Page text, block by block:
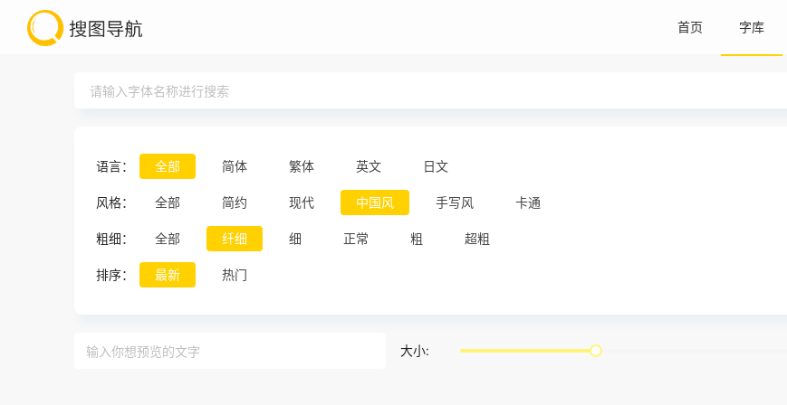
首页 字库
语言： 全部 简体 繁体 英文 日文
风格： 全部 简约 现代 中国风 手写风 卡通
粗细： 全部 纤细 细 正常 粗 超粗
排序： 最新 热门
大小: